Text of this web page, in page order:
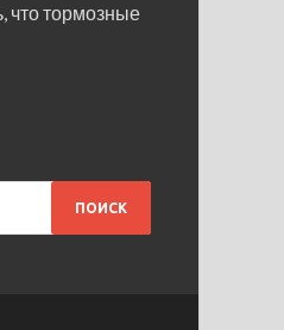
что тормозные